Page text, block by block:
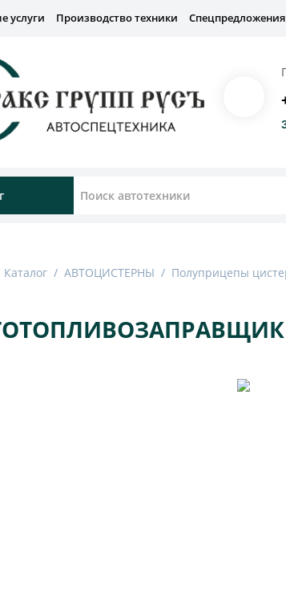
услуги Производство техники Спецпредложения
Каталог / АВТОЦИСТЕРНЫ / Полуприцепы